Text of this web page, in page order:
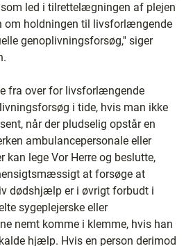
led i tilrettelægningen af plejen
om holdningen til livsforlængende
genoplivningsforsøg,'' siger
fra over for livsforlængende
i tide, hvis man ikke
når der pludselig opstår en
ambulancepersonale eller
kan lege Vor Herre og beslutte,
at forsøge at
dødshjælp er i øvrigt forbudt i
sygeplejerske eller
nemt komme i klemme, hvis han
hjælp. Hvis en person derimod